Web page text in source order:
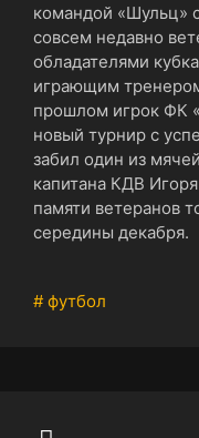
командой «Шульц»
совсем недавно
обладателями
играющим
прошлом игрок ФК
новый турнир с
забил один из
капитана КДВ
памяти ветеранов
середины декабря.
# футбол